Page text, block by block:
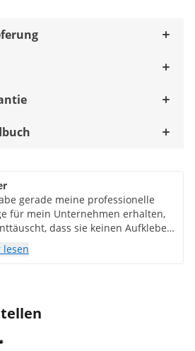
gerade meine professionelle
für mein Unternehmen erhalten,
dass sie keinen Aufkleber
den Controller nicht verwenden
lesen